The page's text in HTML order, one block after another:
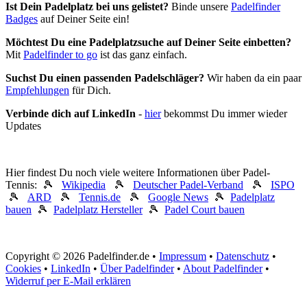
Ist Dein Padelplatz bei uns gelistet? Binde unsere Padelfinder
Badges auf Deiner Seite ein!
Möchtest Du eine Padelplatzsuche auf Deiner Seite einbetten?
MitPadelfinder to go ist das ganz einfach.
Suchst Du einen passenden Padelschläger? Wir haben da ein paar
Empfehlungen für Dich.
Verbinde dich auf LinkedIn - hierbekommst Du immer wieder
Updates
Hier findest Du noch viele weitere Informationen über Padel-
Tennis: 🎾 Wikipedia 🎾 Deutscher Padel-Verband 🎾 ISPO
🎾 ARD 🎾 Tennis.de 🎾 Google News 🎾 Padelplatz
bauen 🎾 Padelplatz Hersteller🎾 Padel Court bauen
Copyright © 2026 Padelfinder.de • Impressum • Datenschutz •
Cookies • LinkedIn • Über Padelfinder• About Padelfinder•
Widerruf per E-Mail erklären